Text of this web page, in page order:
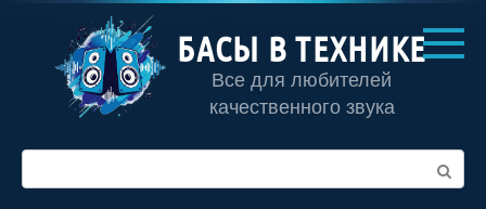
контенту
БАСЫ В ТЕХНИКЕ
Все для любителей
качественного звука